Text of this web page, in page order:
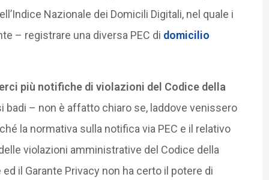
Nazionale dei Domicili Digitali, nel quale i
– registrare una diversa PEC di domicilio
più notifiche di violazioni del Codice della
badi – non è affatto chiaro se, laddove venissero
la normativa sulla notifica via PEC e il relativo
violazioni amministrative del Codice della
il Garante Privacy non ha certo il potere di